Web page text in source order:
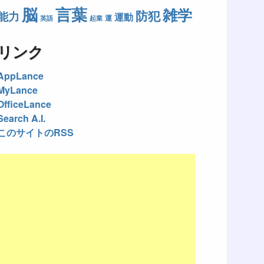
力 脳 英語 言葉 起業 運 運動 防犯雑学
リンク
A.I.
のサイトのRSS